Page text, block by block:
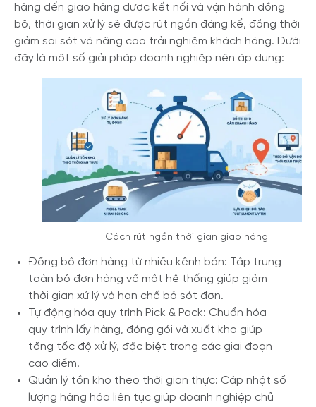
hàng đến giao hàng được kết nối và vận hành đồng
bộ, thời gian xử lý sẽ được rút ngắn đáng kể, đồng thời
giảm sai sót và nâng cao trải nghiệm khách hàng. Dưới
đây là một số giải pháp doanh nghiệp nên áp dụng:
Cách rút ngắn thời gian giao hàng
Đồng bộ đơn hàng từ nhiều kênh bán: Tập trung
toàn bộ đơn hàng về một hệ thống giúp giảm
thời gian xử lý và hạn chế bỏ sót đơn.
Tự động hóa quy trình Pick & Pack: Chuẩn hóa
quy trình lấy hàng, đóng gói và xuất kho giúp
tăng tốc độ xử lý, đặc biệt trong các giai đoạn
cao điểm.
Quản lý tồn kho theo thời gian thực: Cập nhật số
lượng hàng hóa liên tục giúp doanh nghiệp chủ